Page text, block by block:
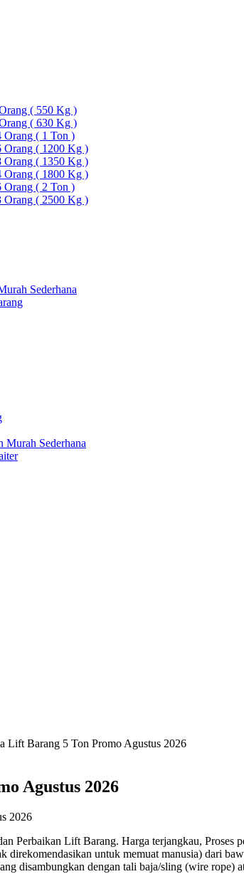
( 550 Kg )
( 630 Kg )
Orang ( 1 Ton )
Orang ( 1200 Kg )
Orang ( 1350 Kg )
Orang ( 1800 Kg )
Orang ( 2 Ton )
Orang ( 2500 Kg )
Sederhana
Murah Sederhana
Lift Barang 5 Ton Promo Agustus 2026
Agustus 2026
Perbaikan Lift Barang. Harga terjangkau,
direkomendasikan untuk memuat manusia) dari
disambungkan dengan tali baja/sling (wire rope)